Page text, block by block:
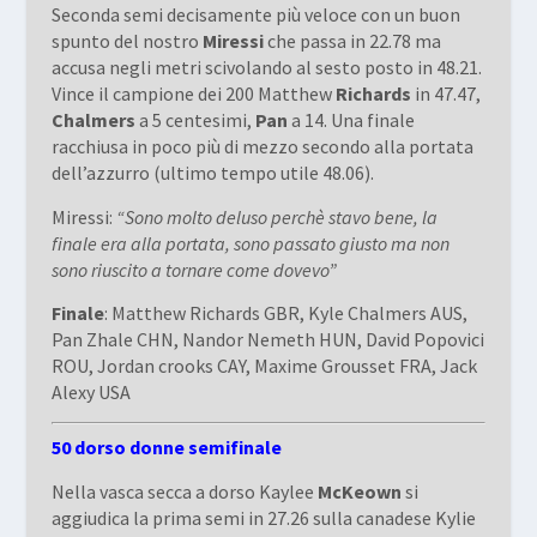
Seconda semi decisamente più veloce con un buon
spunto del nostro Miressiche passa in 22.78 ma
accusa negli metri scivolando al sesto posto in 48.21.
Vince il campione dei 200 Matthew Richards in 47.47,
Chalmers a 5 centesimi, Pan a 14. Una finale
racchiusa in poco più di mezzo secondo alla portata
dell’azzurro (ultimo tempo utile 48.06).
Miressi: “Sono molto deluso perchè stavo bene, la
finale era alla portata, sono passato giusto ma non
sono riuscito a tornare come dovevo”
Finale: Matthew Richards GBR, Kyle Chalmers AUS,
Pan Zhale CHN, Nandor Nemeth HUN, David Popovici
ROU, Jordan crooks CAY, Maxime Grousset FRA, Jack
Alexy USA
50 dorso donne semifinale
Nella vasca secca a dorso Kaylee McKeown si
aggiudica la prima semi in 27.26 sulla canadese Kylie